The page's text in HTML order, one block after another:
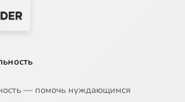
— помочь нуждающимся